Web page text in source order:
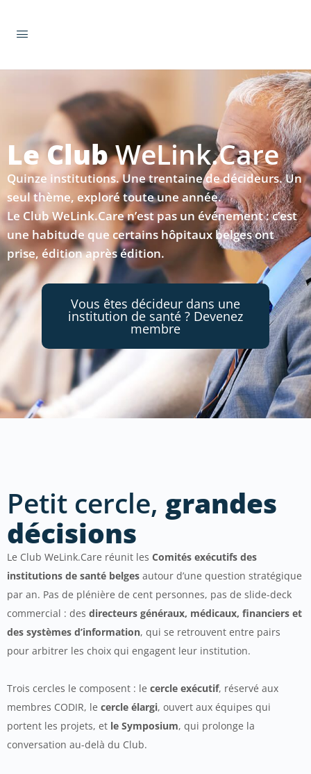
Le ClubWeLink.Care
Quinze institutions. Une trentaine dedécideurs. Un
seul thème, exploré touteune année.
Le Club WeLink.Care n’estpas un événement : c’est
une habitude que certains hôpitaux belges ont
prise, édition après édition.
Vous êtes décideur dans une
institution de santé ? Devenez
membre
Petit cercle, grandes
décisions
Le Club WeLink.Care réunit les Comités exécutifs des
institutions de santé belges autour d’une question stratégique
par an. Pas de plénière de cent personnes, pas de slide-deck
commercial : des directeurs généraux, médicaux, financiers et
des systèmes d’information, qui se retrouvent entre pairs
pour arbitrer les choix qui engagent leur institution.
Trois cercles le composent : le cercle exécutif, réservé aux
membres CODIR, le cercle élargi, ouvert aux équipes qui
portent les projets, et le Symposium, qui prolonge la
conversation au-delà du Club.